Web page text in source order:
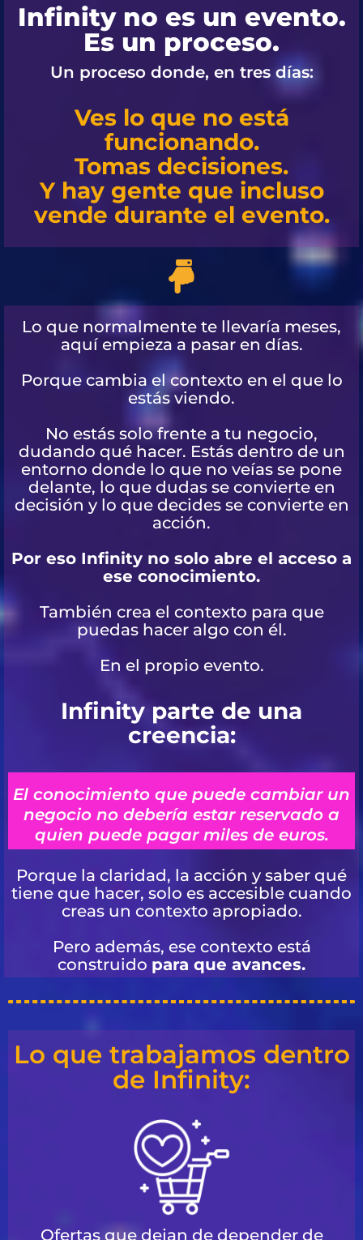
Infinity no es un evento.
Es un proceso.
Un proceso donde, en tres días:
Ves lo que no está
funcionando.
Tomas decisiones.
Y hay gente que incluso
vende durante el evento.
Lo que normalmente te llevaría meses,
aquí empieza a pasar en días.
Porque cambia el contexto en el que lo
estás viendo.
No estás solo frente a tu negocio,
dudando qué hacer. Estás dentro de un
entorno donde lo que no veías se pone
delante, lo que dudas se convierte en
decisión y lo que decides se convierte en
acción.
Por eso Infinity no solo abre el acceso a
ese conocimiento.
También crea el contexto para que
puedas hacer algo con él.
En el propio evento.
Infinity parte de una
creencia:
El conocimiento que puede cambiar un
negocio no debería estar reservado a
quien puede pagar miles de euros.
Porque la claridad, la acción y saber qué
tiene que hacer, solo es accesible cuando
creas un contexto apropiado.
Pero además, ese contexto está
construido para que avances.
Lo que trabajamos dentro
de Infinity:
Ofertas que dejan de depender de